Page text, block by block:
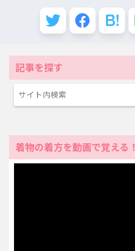
記事を探す
着物の着方を動画で覚える！